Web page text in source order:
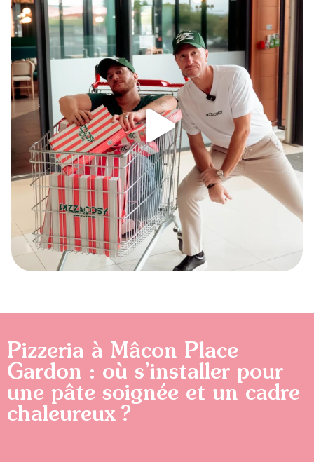
135 0
Pizzeria à Mâcon Place
Gardon : où s’installer pour
une pâte soignée et un cadre
chaleureux ?